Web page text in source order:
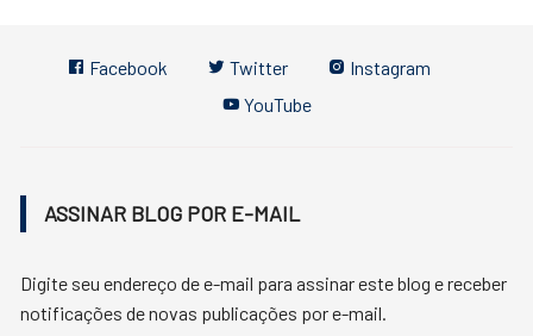
Facebook Twitter
Instagram
YouTube
ASSINAR BLOG POR E-MAIL
Digite seu endereço de e-mail para assinar este blog e receber
notificações de novas publicações por e-mail.